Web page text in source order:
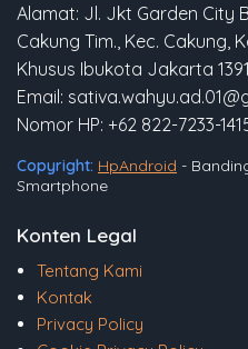
Alamat: Jl. Jkt Garden City
Cakung Tim., Kec. Cakung,
Khusus Ibukota Jakarta
Email:
Nomor HP: +62 822-7233-
Copyright: HpAndroid -
Smartphone
Konten Legal
Tentang Kami
Kontak
Privacy Policy